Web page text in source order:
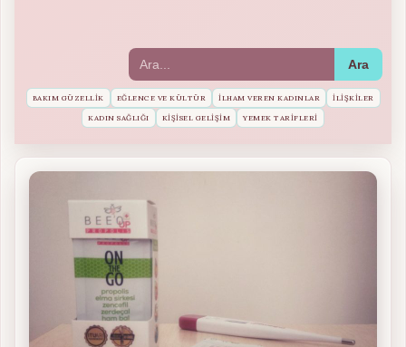
BAKIM GÜZELLIK EĞLENCE VE KÜLTÜR İLHAM VEREN KADINLAR İLIŞKILER
KADIN SAĞLIĞI KIŞISEL GELIŞIM YEMEK TARIFLERI
Ara